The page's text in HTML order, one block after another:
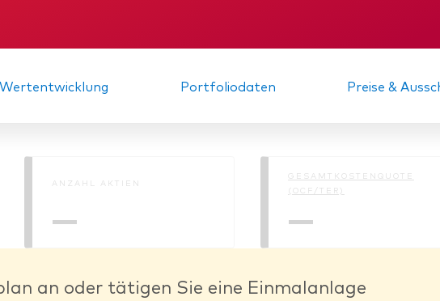
Wertentwicklung Portfoliodaten Preise &
ANZAHL AKTIEN
—
GESAMTKOSTENQUOTE
(OCF/TER)
—
an oder tätigen Sie eine Einmalanlage